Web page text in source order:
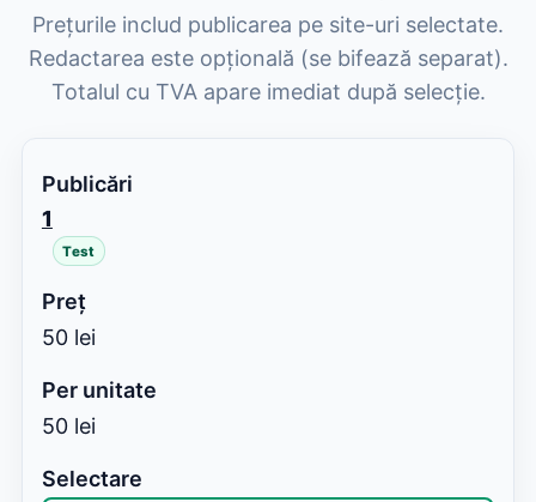
Prețurile includ publicarea pe site-uri selectate.
Redactarea este opțională (se bifează separat).
Totalul cu TVA apare imediat după selecție.
1
Test
50 lei
50 lei